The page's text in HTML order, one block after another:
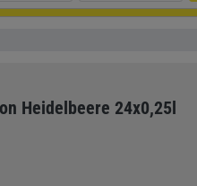
Heidelbeere 24x0,25l